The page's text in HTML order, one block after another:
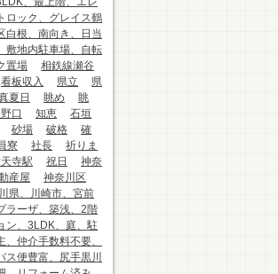
ロック、グレイス鶴
白根、南向き、日当
敷地内駐車場、自転
置場
相鉄線瀬谷
看板収入 県立
県
夏日 眺め
眺
口 知恵
石垣
砂場 破格
確
寮 社長
祈りま
寺駅 祝日
神奈
産屋
神奈川区
県、川崎市、宮前
ラーザ、築浅、2階
ン、3LDK、庭、駐
仲介手数料不要、
ス便豊富、尻手黒川